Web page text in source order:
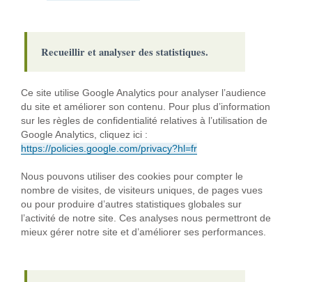
Recueillir et analyser des statistiques.
Ce site utilise Google Analytics pour analyser l’audience
du site et améliorer son contenu. Pour plus d’information
sur les règles de confidentialité relatives à l’utilisation de
Google Analytics, cliquez ici :
https://policies.google.com/privacy?hl=fr
Nous pouvons utiliser des cookies pour compter le
nombre de visites, de visiteurs uniques, de pages vues
ou pour produire d’autres statistiques globales sur
l’activité de notre site. Ces analyses nous permettront de
mieux gérer notre site et d’améliorer ses performances.